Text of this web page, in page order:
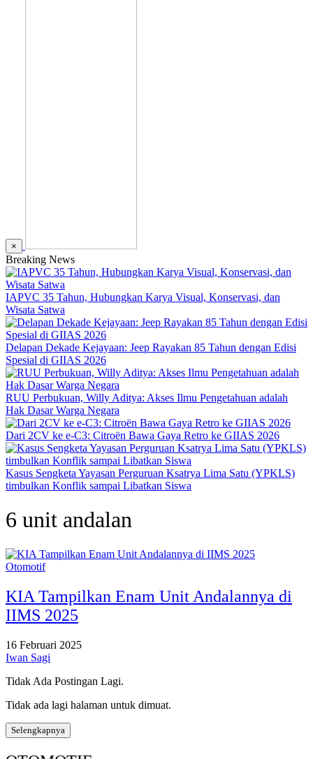
×
Breaking News
IAPVC 35 Tahun, Hubungkan Karya Visual, Konservasi, dan
Wisata Satwa
Delapan Dekade Kejayaan: Jeep Rayakan 85 Tahun dengan Edisi
Spesial di GIIAS 2026
RUU Perbukuan, Willy Aditya: Akses Ilmu Pengetahuan adalah
Hak Dasar Warga Negara
Dari 2CV ke e-C3: Citroën Bawa Gaya Retro ke GIIAS 2026
Kasus Sengketa Yayasan Perguruan Ksatrya Lima Satu (YPKLS)
timbulkan Konflik sampai Libatkan Siswa
6 unit andalan
Otomotif
KIA Tampilkan Enam Unit Andalannya di
IIMS 2025
16 Februari 2025
Iwan Sagi
Tidak Ada Postingan Lagi.
Tidak ada lagi halaman untuk dimuat.
Selengkapnya